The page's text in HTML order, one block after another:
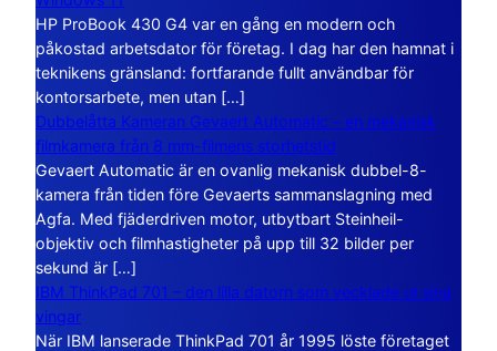
HP ProBook 430 G4 var en gång en modern och
påkostad arbetsdator för företag. I dag har den hamnat i
teknikens gränsland: fortfarande fullt användbar för
kontorsarbete, men utan […]
Dubbelåtta Kameran Gevaert Automatic – en mekanisk
filmkamera från 8 mm-filmens storhetstid
Gevaert Automatic är en ovanlig mekanisk dubbel-8-
kamera från tiden före Gevaerts sammanslagning med
Agfa. Med fjäderdriven motor, utbytbart Steinheil-
objektiv och filmhastigheter på upp till 32 bilder per
sekund är […]
IBM ThinkPad 701 – den lilla datorn som vecklade ut sina
vingar
När IBM lanserade ThinkPad 701 år 1995 löste företaget